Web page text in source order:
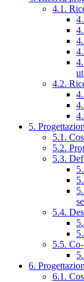
4.1.
4.2.
5.
5.1.
5.2.
5.3.
5.4.
5.5.
6.
6.1.